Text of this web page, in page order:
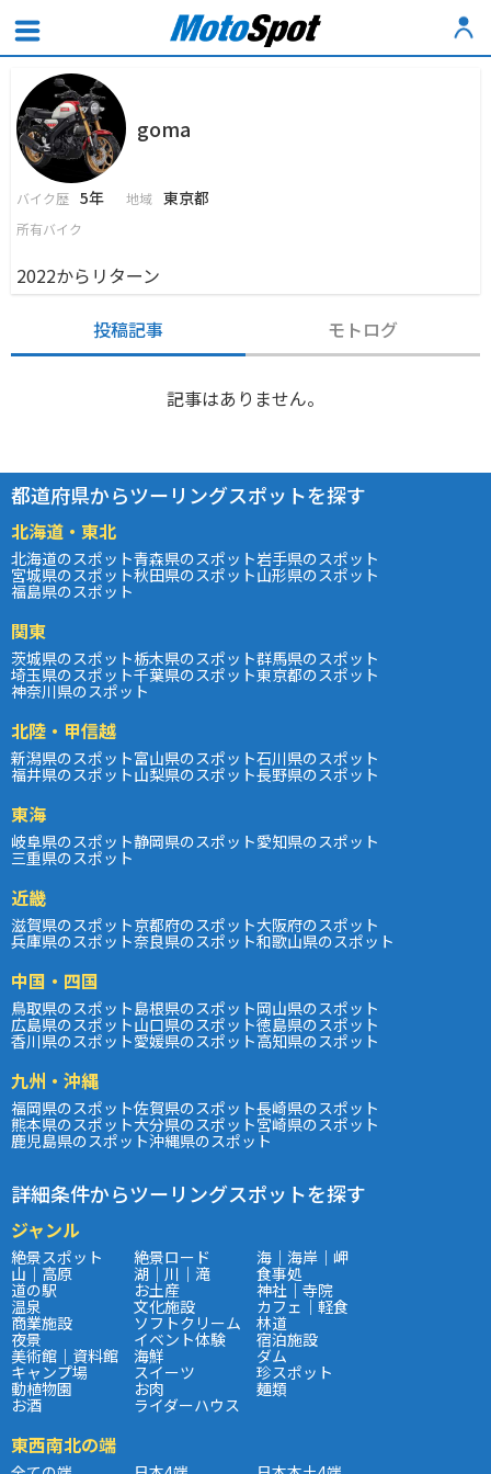
goma
バイク歴 5年 地域 東京都
所有バイク
2022からリターン
投稿記事 モトログ
記事はありません。
都道府県からツーリングスポットを探す
北海道・東北
北海道のスポット青森県のスポット岩手県のスポット
宮城県のスポット秋田県のスポット山形県のスポット
福島県のスポット
関東
茨城県のスポット栃木県のスポット群馬県のスポット
埼玉県のスポット千葉県のスポット東京都のスポット
神奈川県のスポット
北陸・甲信越
新潟県のスポット富山県のスポット石川県のスポット
福井県のスポット山梨県のスポット長野県のスポット
東海
岐阜県のスポット静岡県のスポット愛知県のスポット
三重県のスポット
近畿
滋賀県のスポット京都府のスポット大阪府のスポット
兵庫県のスポット奈良県のスポット和歌山県のスポット
中国・四国
鳥取県のスポット島根県のスポット岡山県のスポット
広島県のスポット山口県のスポット徳島県のスポット
香川県のスポット愛媛県のスポット高知県のスポット
九州・沖縄
福岡県のスポット佐賀県のスポット長崎県のスポット
熊本県のスポット大分県のスポット宮崎県のスポット
鹿児島県のスポット沖縄県のスポット
詳細条件からツーリングスポットを探す
ジャンル
絶景スポット 絶景ロード 海｜海岸｜岬
山｜高原 湖｜川｜滝 食事処
道の駅 お土産 神社｜寺院
温泉 文化施設 カフェ｜軽食
商業施設 ソフトクリーム 林道
夜景 イベント体験 宿泊施設
美術館｜資料館 海鮮 ダム
キャンプ場 スイーツ 珍スポット
動植物園 お肉 麺類
お酒 ライダーハウス
東西南北の端